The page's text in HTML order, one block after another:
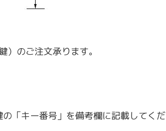
のご注文承ります。
の 「キー番号」 を備考欄に記載してくだ